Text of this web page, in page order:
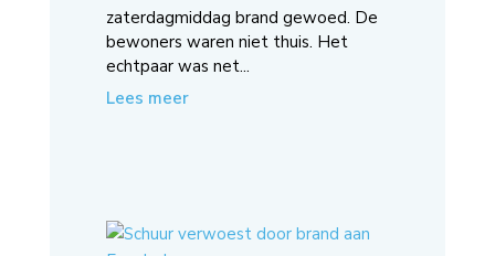
zaterdagmiddag brand gewoed. De
bewoners waren niet thuis. Het
echtpaar was net...
Lees meer